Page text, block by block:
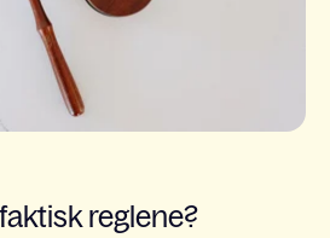
reglene?